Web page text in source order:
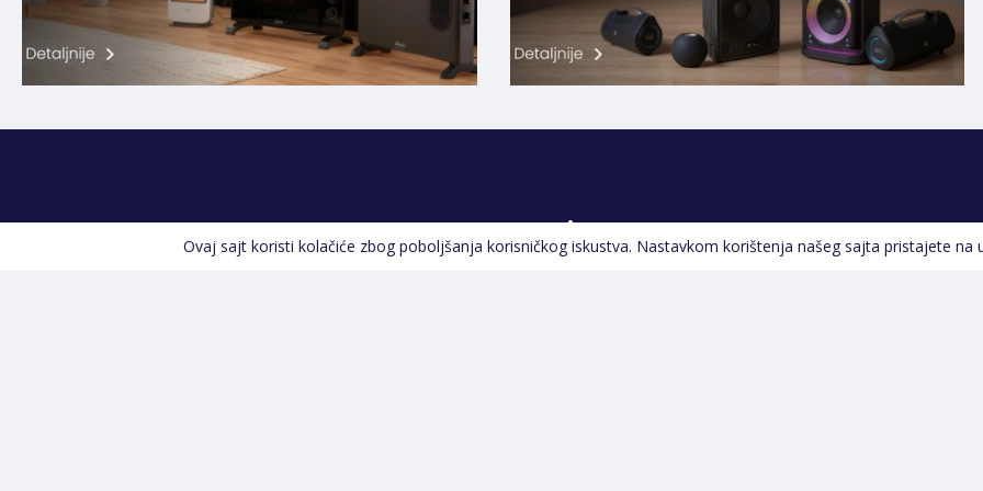
Pratite nas
Ovaj sajt koristi kolačiće zbog poboljšanja korisničkog iskustva. Nastavkom korištenja našeg sajta pristajete na